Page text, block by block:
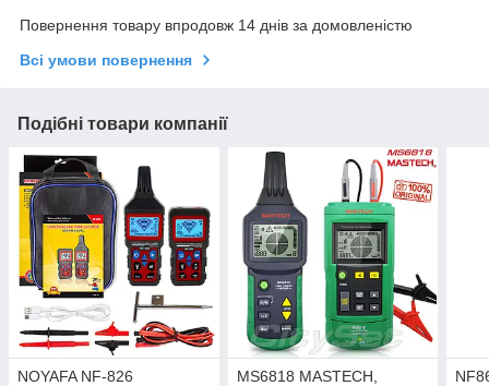
Повернення товару впродовж 14 днів за домовленістю
Всі умови повернення
Подібні товари компанії
NOYAFA NF-826
MS6818 MASTECH,